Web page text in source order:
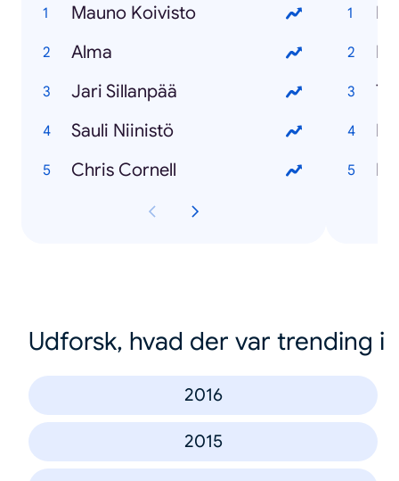
Mauno Koivisto
Alma
Jari Sillanpää
Sauli Niinistö
Chris Cornell
Udforsk, hvad der var trending i
2016
2015